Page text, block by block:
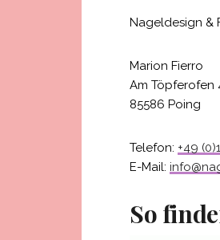
Nageldesign &
Marion Fierro
Am Töpferofen
85586 Poing
Telefon: +49
E-Mail:
So